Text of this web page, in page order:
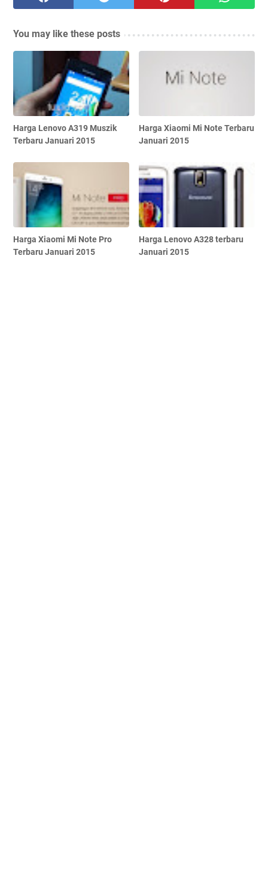
You may like these posts
Harga Lenovo A319 Muszik
Terbaru Januari 2015
Harga Xiaomi Mi Note Terbaru
Januari 2015
Harga Xiaomi Mi Note Pro
Terbaru Januari 2015
Harga Lenovo A328 terbaru
Januari 2015